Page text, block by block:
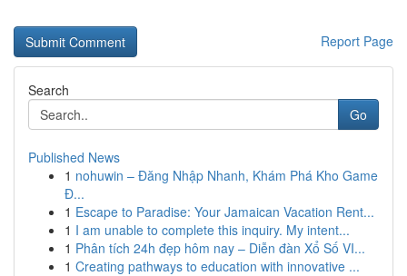
Report Page
Search
Go
Published News
1 nohuwin – Đăng Nhập Nhanh, Khám Phá Kho Game
Đ...
1 Escape to Paradise: Your Jamaican Vacation Rent...
1 I am unable to complete this inquiry. My intent...
1 Phân tích 24h đẹp hôm nay – Diễn đàn Xổ Số VI...
1 Creating pathways to education with innovative ...